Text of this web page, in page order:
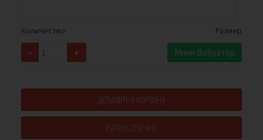
Количество Размер
- + Мини Вибратор
ДОБАВИТЬ В КОРЗИНУ
КУПИТЬ СЕЙЧАС